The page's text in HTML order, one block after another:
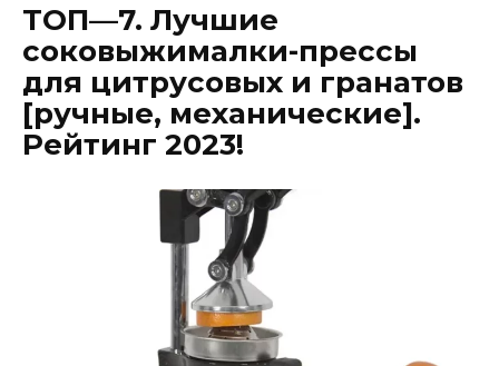
ТОП—7. Лучшие
соковыжималки-прессы
для цитрусовых и гранатов
[ручные, механические].
Рейтинг 2023!